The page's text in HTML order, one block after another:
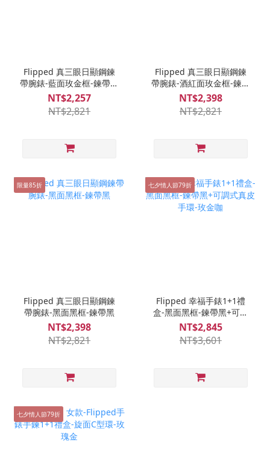
Flipped 真三眼日顯鋼鍊
帶腕錶-藍面玫金框-鍊帶玫
金
NT$2,257
NT$2,821
Flipped 真三眼日顯鋼鍊
帶腕錶-酒紅面玫金框-鍊帶
玫金
NT$2,398
NT$2,821
限量85折
Flipped 真三眼日顯鋼鍊
帶腕錶-黑面黑框-鍊帶黑
NT$2,398
NT$2,821
七夕情人節79折
Flipped 幸福手錶1+1禮
盒-黑面黑框-鍊帶黑+可調
式真皮手環-玫金咖
NT$2,845
NT$3,601
七夕情人節79折